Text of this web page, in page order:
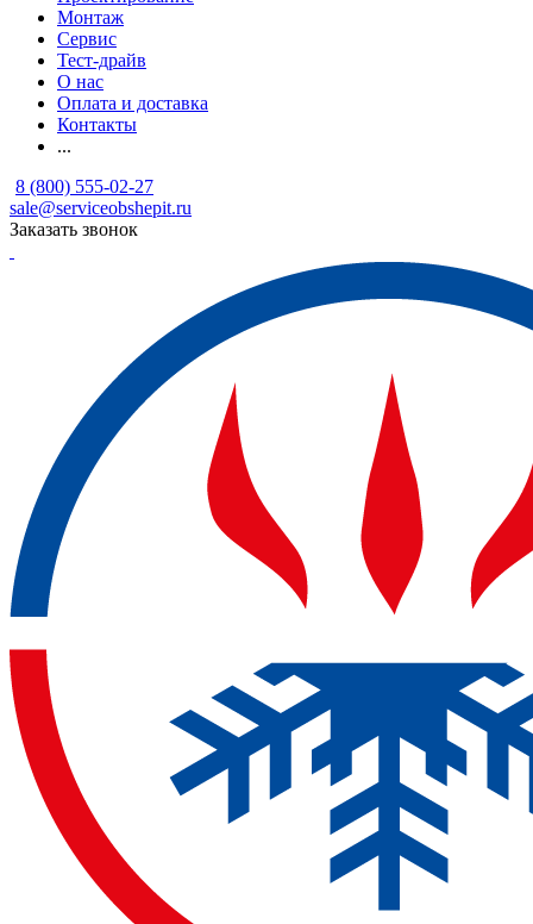
Монтаж
Сервис
Тест-драйв
О нас
Оплата и доставка
Контакты
...
8 (800) 555-02-27
sale@serviceobshepit.ru
Заказать звонок